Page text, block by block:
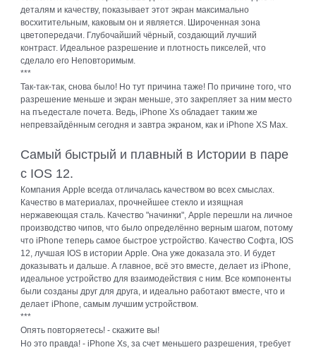
деталям и качеству, показывает этот экран максимально
восхитительным, каковым он и является. Широченная зона
цветопередачи. Глубочайший чёрный, создающий лучший
контраст. Идеальное разрешение и плотность пикселей, что
сделало его Неповторимым.
***
Так-так-так, снова было! Но тут причина таже! По причине того, что
разрешение меньше и экран меньше, это закрепляет за ним место
на пъедестале почета. Ведь, iPhone Xs обладает таким же
непревзайдённым сегодня и завтра экраном, как и iPhone XS Max.
Самый быстрый и плавный в Истории в паре
с IOS 12.
Компания Apple всегда отличалась качеством во всех смыслах.
Качество в материалах, прочнейшее стекло и изящная
нержавеющая сталь. Качество "начинки", Apple перешли на личное
производство чипов, что было определённо верным шагом, потому
что iPhone теперь самое быстрое устройство. Качество Софта, IOS
12, лучшая IOS в истории Apple. Она уже доказала это. И будет
доказывать и дальше. А главное, всё это вместе, делает из iPhone,
идеальное устройство для взаимодействия с ним. Все компоненты
были созданы друг для друга, и идеально работают вместе, что и
делает iPhone, самым лучшим устройством.
***
Опять повторяетесь! - скажите вы!
Но это правда! - iPhone Xs, за счет меньшего разрешения, требует